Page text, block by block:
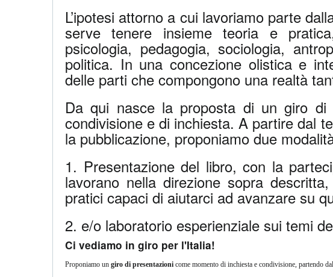
L’ipotesi attorno a cui lavoriamo parte
serve tenere insieme teoria e
psicologia, pedagogia, sociologia,
politica. In una concezione olistica e
delle parti che compongono una realtà
Da qui nasce la proposta di un giro di
condivisione e di inchiesta. A partire dal
la pubblicazione, proponiamo due
1. Presentazione del libro, con la
lavorano nella direzione sopra
pratici capaci di aiutarci ad avanzare su
2. e/o laboratorio esperienziale sui temi
Ci vediamo in giro per l'Italia!
Proponiamo un giro di presentazioni come momento di inchiesta e condivisione, partendo